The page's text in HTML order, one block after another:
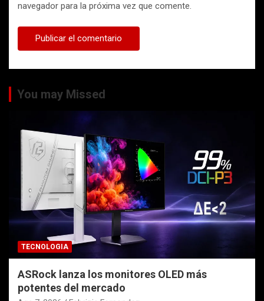
navegador para la próxima vez que comente.
You may Missed
TECNOLOGIA
ASRock lanza los monitores OLED más
potentes del mercado